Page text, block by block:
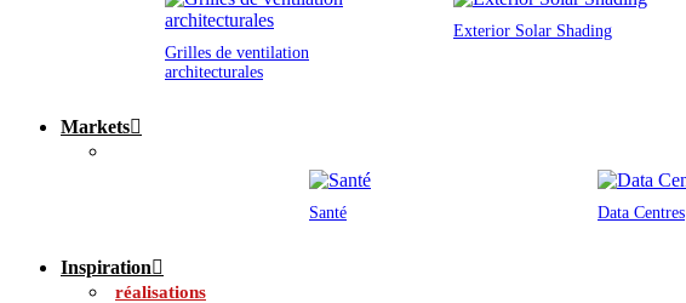
Grilles de ventilation
architecturales
Exterior Solar Shading
Markets
Santé Data Centres
Inspiration
réalisations